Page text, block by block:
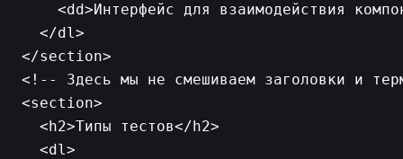
<dd>Интерфейс для взаимодействия
  </dl>
<!-- Здесь мы не смешиваем заголовки и
<section>
  <h2>Типы тестов</h2>
  <dl>